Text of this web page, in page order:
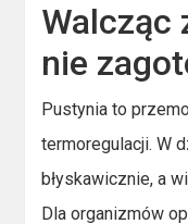
Walcząc
nie
Pustynia to
termoregulacji. W
błyskawicznie, a
Dla organizmów